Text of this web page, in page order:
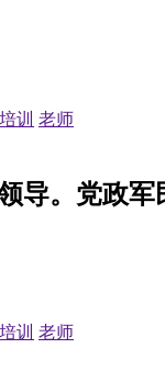
训 老师
导。党政
训 老师